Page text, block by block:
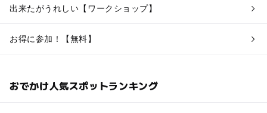
出来たがうれしい【ワークショップ】
お得に参加！【無料】
おでかけ人気スポットランキング